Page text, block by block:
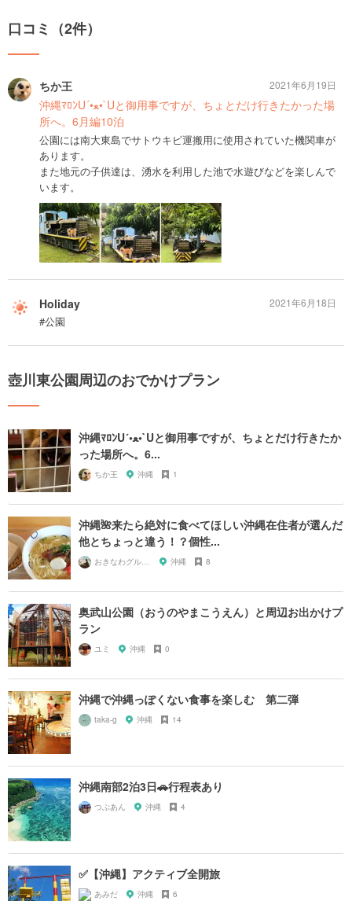
口コミ（2件）
ちか王
沖縄ﾏﾛﾝU´•ﻌ•`Uと御用事ですが、ちょとだけ行きたかった場
所へ。6月編10泊
公園には南大東島でサトウキビ運搬用に使用されていた機関車が
あります。
また地元の子供達は、湧水を利用した池で水遊びなどを楽しんで
います。
2021年6月19日
Holiday
#公園
2021年6月18日
壺川東公園周辺のおでかけプラン
沖縄ﾏﾛﾝU´•ﻌ•`Uと御用事ですが、ちょとだけ行きたか
った場所へ。6...
ちか王 沖縄 1
沖縄🌺来たら絶対に食べてほしい沖縄在住者が選んだ
他とちょっと違う！？個性...
おきなわグルメガール🌺 沖縄 8
奥武山公園（おうのやまこうえん）と周辺お出かけプ
ラン
ユミ 沖縄 0
沖縄で沖縄っぽくない食事を楽しむ 第二弾
taka-g 沖縄 14
沖縄南部2泊3日🚗行程表あり
つぶあん 沖縄 4
✅【沖縄】アクティブ全開旅
あみだ 沖縄 6